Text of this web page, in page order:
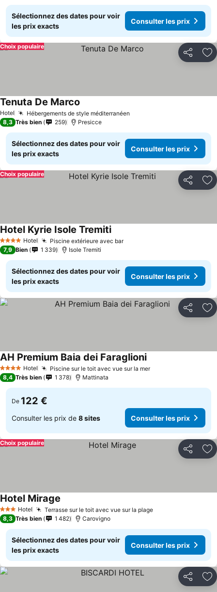
Sélectionnez des dates pour voir
les prix exacts
Consulter les prix
Partager
Choix populaire
Hotel Hébergements de style méditerranéen
Tenuta De Marco
8,3 Très bien 259 Presicce
Sélectionnez des dates pour voir
les prix exacts
Consulter les prix
Partager
Choix populaire
4 Étoiles Hotel Piscine extérieure avec bar
Hotel Kyrie Isole Tremiti
7,9 Bien 1 339 Isole Tremiti
Sélectionnez des dates pour voir
les prix exacts
Consulter les prix
Partager
4 Étoiles Hotel Piscine sur le toit avec vue sur la mer
AH Premium Baia dei Faraglioni
8,4 Très bien 1 378 Mattinata
De 122 €
Consulter les prix de 8 sites Consulter les prix
Partager
Choix populaire
3 ÉtoilesHotel Terrasse sur le toit avec vue sur la plage
Hotel Mirage
8,3 Très bien 1 482 Carovigno
Sélectionnez des dates pour voir
les prix exacts
Consulter les prix
Partager